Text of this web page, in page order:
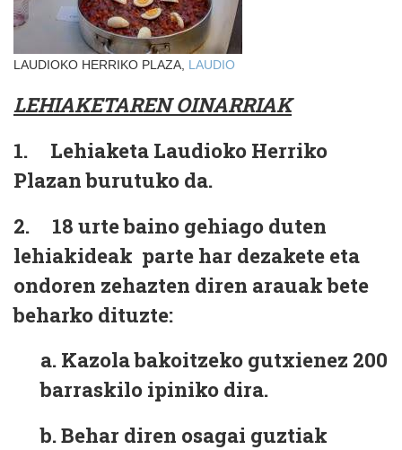
LAUDIOKO HERRIKO PLAZA, LAUDIO
LEHIAKETAREN OINARRIAK
1. Lehiaketa Laudioko Herriko
Plazan burutuko da.
2. 18 urte baino gehiago duten
lehiakideak parte har dezakete eta
ondoren zehazten diren arauak bete
beharko dituzte:
a. Kazola bakoitzeko gutxienez 200
barraskilo ipiniko dira.
b.Behar diren osagai guztiak